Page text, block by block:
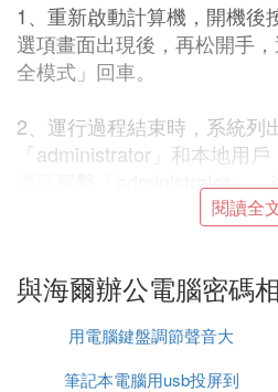
1、重新啟動計算機，開機後
選項畫面出現後，再松開手
全模式」回車。
2、運行過程結束時，系統列
「administrator」和本地用
單擊「administrator」，
3、鍵入命令：「 user *****
添加一新用戶（如：用戶名為
加後可用「 localgroup
命令將用戶提升為系統管理
閱讀全
與海爾辦公電腦密碼
用電腦鍵盤調節聲音大
小
筆記本電腦用usb投屏到